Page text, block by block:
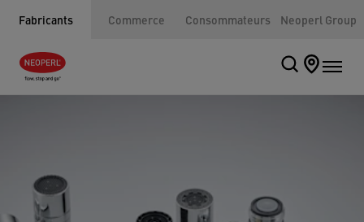
Fabricants Commerce Consommateurs Neoperl Group